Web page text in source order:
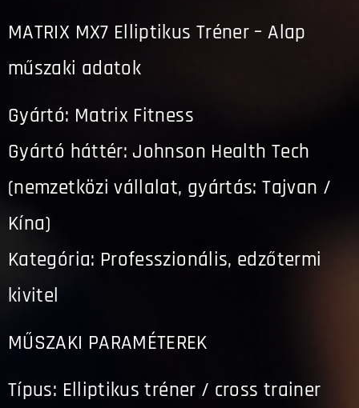
MATRIX MX7 Elliptikus Tréner – Alap
műszaki adatok
Gyártó: Matrix Fitness
Gyártó háttér: Johnson Health Tech
(nemzetközi vállalat, gyártás: Tajvan /
Kína)
Kategória: Professzionális, edzőtermi
kivitel
MŰSZAKI PARAMÉTEREK
Típus: Elliptikus tréner / cross trainer